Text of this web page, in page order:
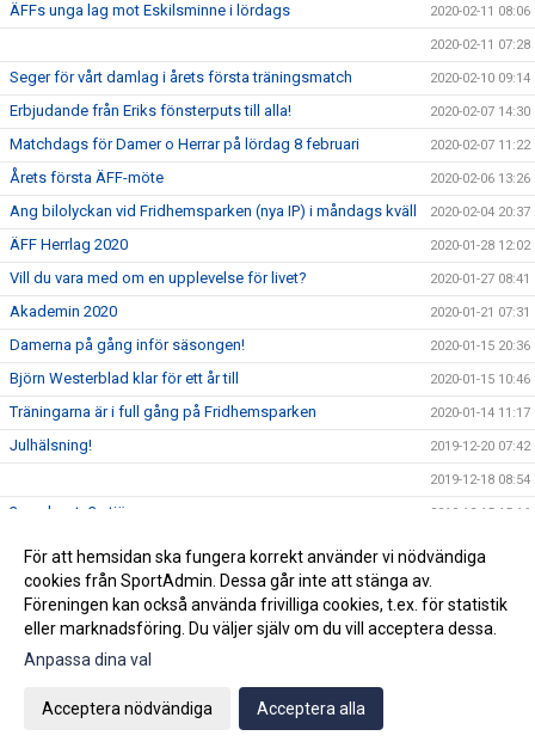
ÄFFs unga lag mot Eskilsminne i lördags 2020-02-11 08:06
2020-02-11 07:28
Seger för vårt damlag i årets första träningsmatch 2020-02-10 09:14
Erbjudande från Eriks fönsterputs till alla! 2020-02-07 14:30
Matchdags för Damer o Herrar på lördag 8 februari 2020-02-07 11:22
Årets första ÄFF-möte 2020-02-06 13:26
Ang bilolyckan vid Fridhemsparken (nya IP) i måndags kväll 2020-02-04 20:37
ÄFF Herrlag 2020 2020-01-28 12:02
Vill du vara med om en upplevelse för livet? 2020-01-27 08:41
Akademin 2020 2020-01-21 07:31
Damerna på gång inför säsongen! 2020-01-15 20:36
Björn Westerblad klar för ett år till 2020-01-15 10:46
Träningarna är i full gång på Fridhemsparken 2020-01-14 11:17
Julhälsning! 2019-12-20 07:42
2019-12-18 08:54
3:e advent=3 stjärnor 2019-12-15 15:16
Ny klubbchef tillsatt. 2019-12-12 11:59
Wilma Törnqvist klar för ÄFF
Klubbchefen slutar i ÄFF 2019-12-02 09:58
Ge bort en sportig dröm!
För att hemsidan ska fungera korrekt använder vi nödvändiga
cookies från SportAdmin. Dessa går inte att stänga av.
Föreningen kan också använda frivilliga cookies, t.ex. för statistik
eller marknadsföring. Du väljer själv om du vill acceptera dessa.
Anpassa dina val
Acceptera nödvändiga Acceptera alla